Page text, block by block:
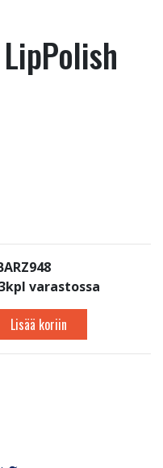
varastossa
Lisää koriin